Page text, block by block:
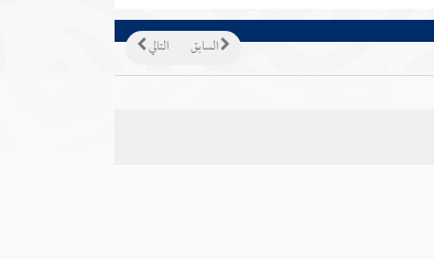
التالي السابق